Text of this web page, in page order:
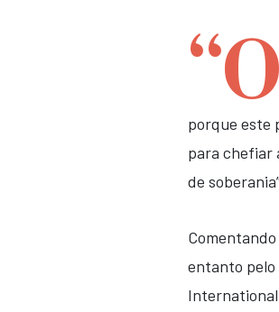
“O
porque este
para chefiar
de
entanto pelo
International